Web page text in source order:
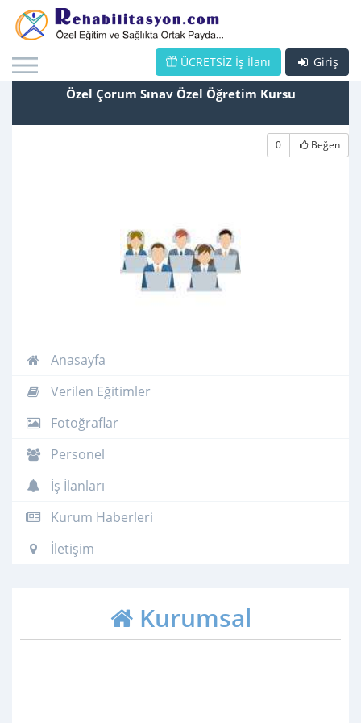
Giriş
ÜCRETSİZ İş İlanı
Özel Çorum Sınav Özel Öğretim Kursu
0 Beğen
Anasayfa
Verilen Eğitimler
Fotoğraflar
Personel
İş İlanları
Kurum Haberleri
İletişim
Kurumsal